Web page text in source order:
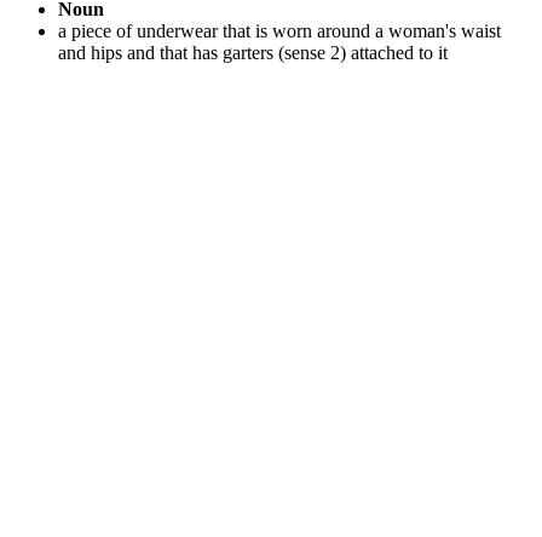
Noun
a piece of underwear that is worn around a woman's waist
and hips and that has garters (sense 2) attached to it